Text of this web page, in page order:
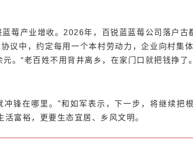
莓产业增收。2026年，百锐蓝蓝莓公司落户古
议中，约定每用一个本村劳动力，企业向村集
“老百姓不用背井离乡，在家门口就把钱挣了
锋在哪里。”和如军表示，下一步，将继续把
富裕，更要生态宜居、乡风文明。